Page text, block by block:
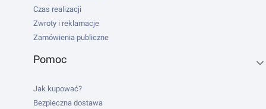
Czas realizacji
Zwroty i reklamacje
Zamówienia publiczne
Pomoc
Jak kupować?
Bezpieczna dostawa